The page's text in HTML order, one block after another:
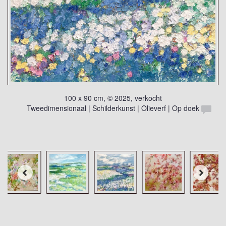
100 x 90 cm, © 2025, verkocht
Tweedimensionaal | Schilderkunst | Olieverf | Op doek